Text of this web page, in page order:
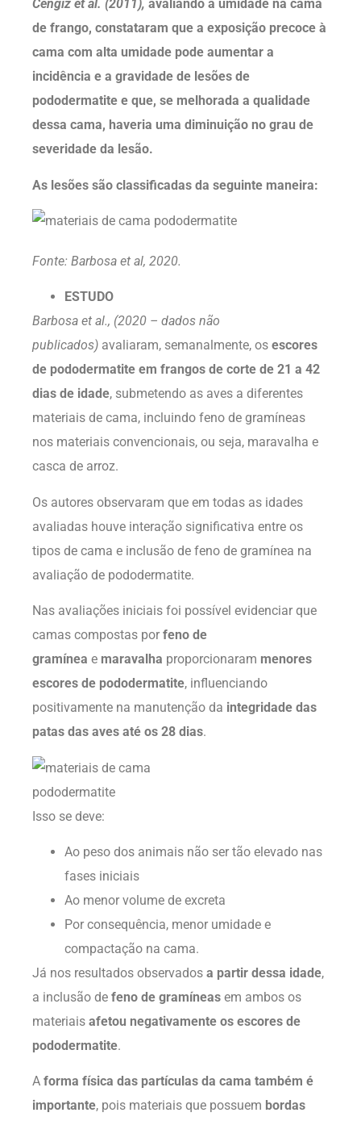
Cengiz et al. (2011), avaliando a umidade na cama
de frango, constataram que a exposição precoce à
cama com alta umidade pode aumentar a
incidência e a gravidade de lesões de
pododermatite e que, se melhorada a qualidade
dessa cama, haveria uma diminuição no grau de
severidade da lesão.
As lesões são classificadas da seguinte maneira:
Fonte: Barbosa et al, 2020.
ESTUDO
Barbosa et al., (2020 – dados não
publicados) avaliaram, semanalmente, os escores
de pododermatite em frangos de corte de 21 a 42
dias de idade, submetendo as aves a diferentes
materiais de cama, incluindo feno de gramíneas
nos materiais convencionais, ou seja, maravalha e
casca de arroz.
Os autores observaram que em todas as idades
avaliadas houve interação significativa entre os
tipos de cama e inclusão de feno de gramínea na
avaliação de pododermatite.
Nas avaliações iniciais foi possível evidenciar que
camas compostas por feno de
gramínea e maravalha proporcionaram menores
escores de pododermatite, influenciando
positivamente na manutenção da integridade das
patas das aves até os 28 dias.
Isso se deve:
Ao peso dos animais não ser tão elevado nas
fases iniciais
Ao menor volume de excreta
Por consequência, menor umidade e
compactação na cama.
Já nos resultados observados a partir dessa idade,
a inclusão de feno de gramíneas em ambos os
materiais afetou negativamente os escores de
pododermatite.
A forma física das partículas da cama também é
importante, pois materiais que possuem bordas